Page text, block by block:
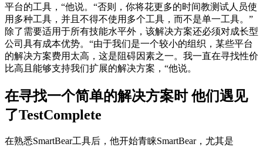
平台的工具，“他说。“否则，你将花更多的时间教测试人员使
用多种工具，并且不得不使用多个工具，而不是单一工具。”
除了需要适用于所有技能水平外，该解决方案还必须对成长型
公司具有成本优势。“由于我们是一个较小的组织，某些平台
的解决方案费用太高，这是阻碍因素之一。我一直在寻找性价
比高且能够支持我们扩展的解决方案，“他说。
在寻找一个简单的解决方案时 他们遇见
了TestComplete
在熟悉SmartBear工具后，他开始青睐SmartBear，尤其是